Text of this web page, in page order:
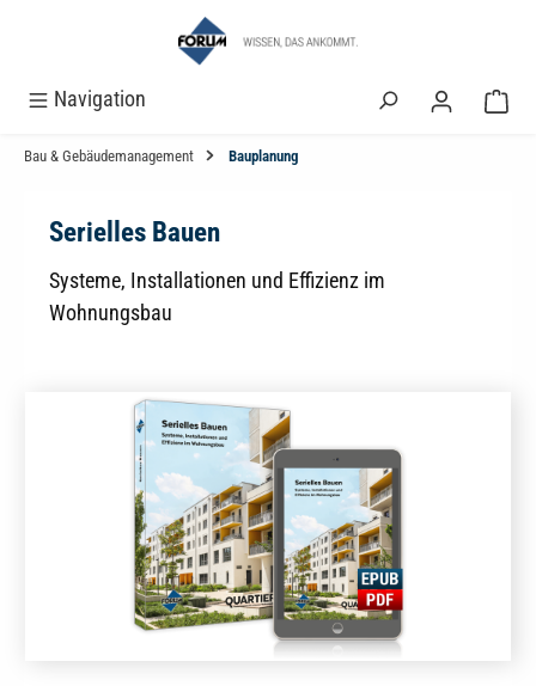
Navigation
Bau & Gebäudemanagement Bauplanung
Serielles Bauen
Systeme, Installationen und Effizienz im
Wohnungsbau